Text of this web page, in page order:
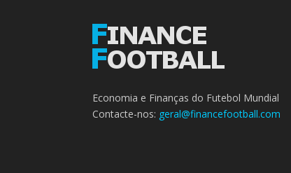
Economia e Finanças do Futebol Mundial
Contacte-nos: geral@financefootball.com